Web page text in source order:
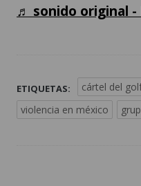
♬ sonido original -
ETIQUETAS: cártel del
violencia en méxico